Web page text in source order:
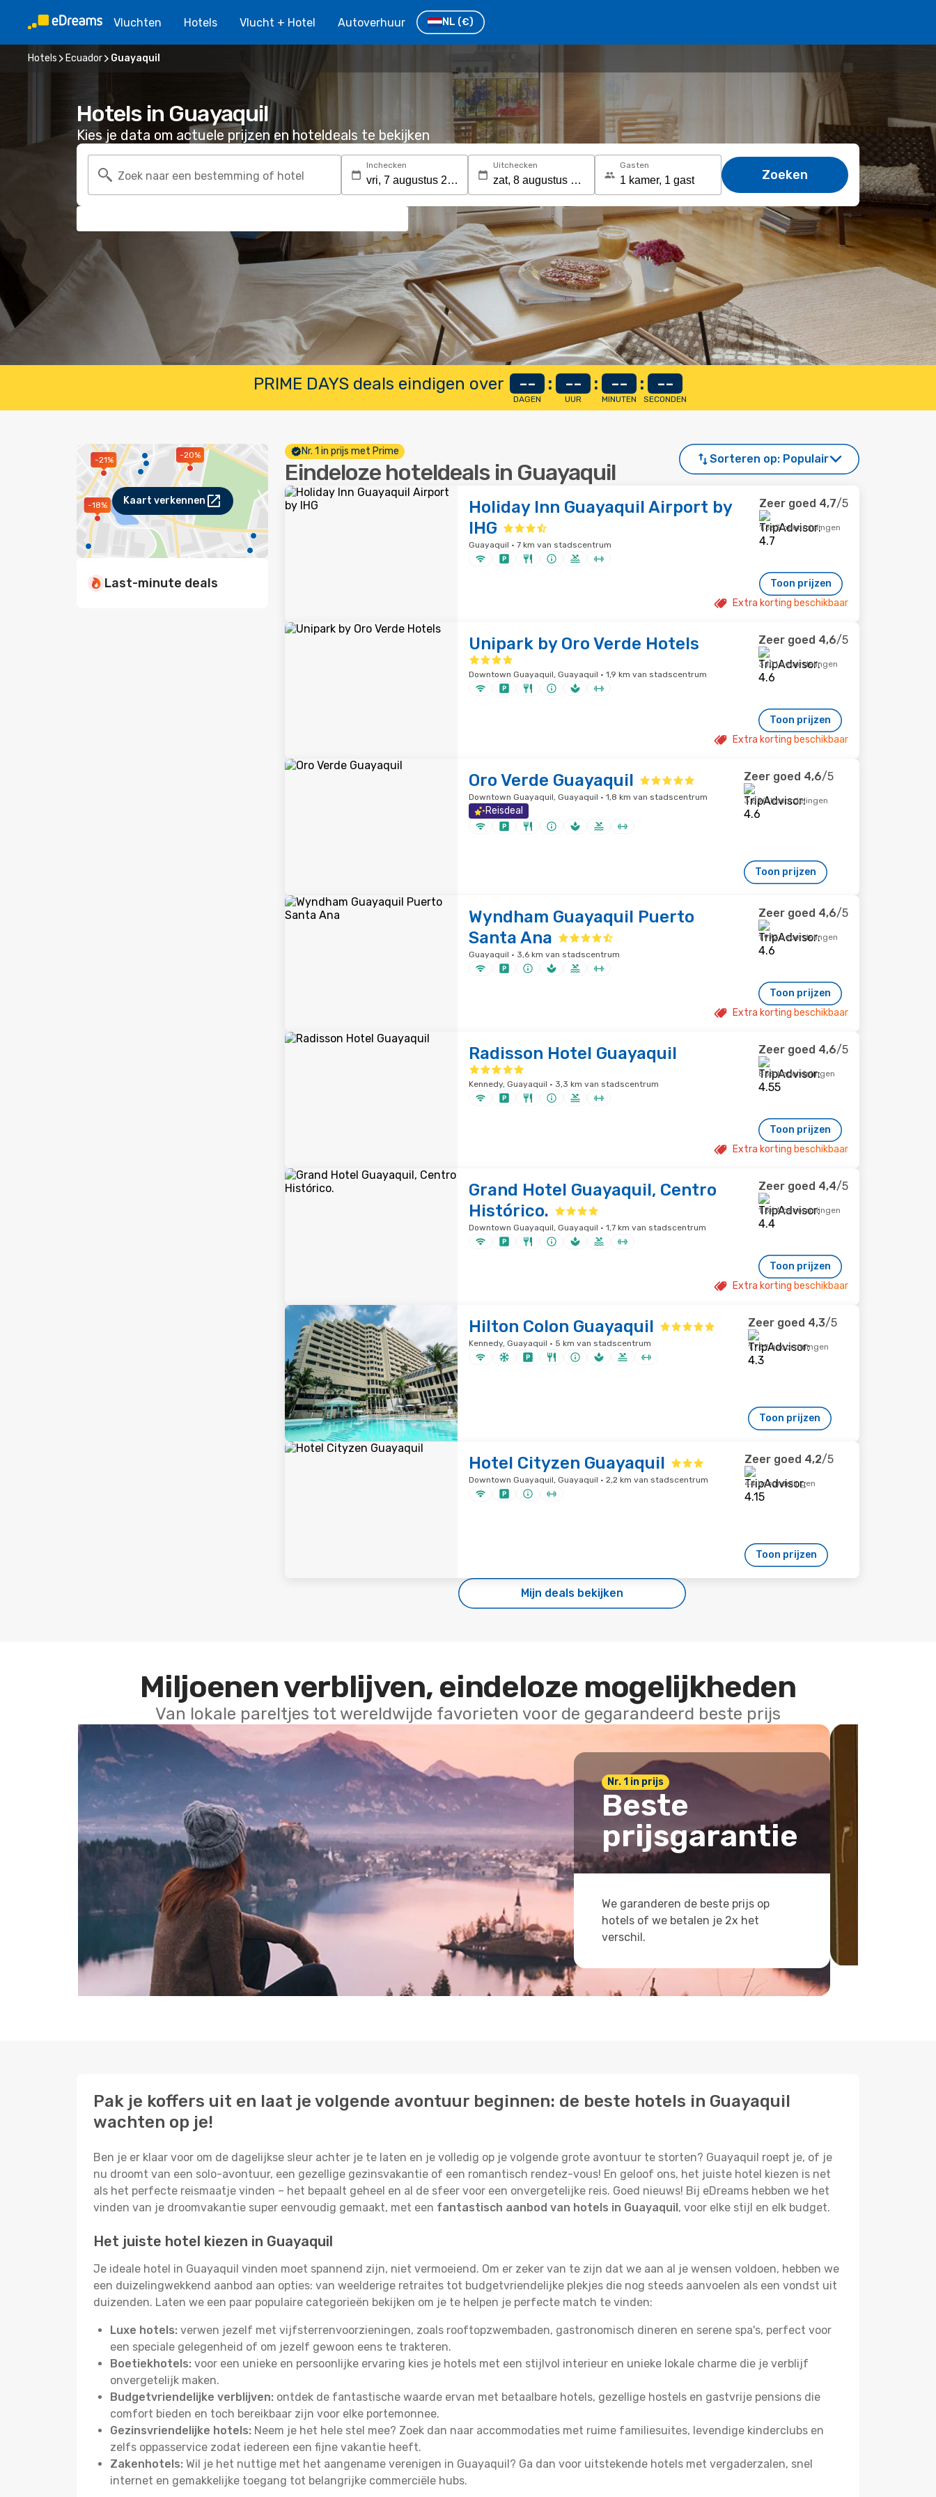
Vluchten Hotels Vlucht + Hotel Autoverhuur NL (€)
Hotels Ecuador Guayaquil
Hotels in Guayaquil
Kies je data om actuele prijzen en hoteldeals te bekijken
Zoek naar een bestemming of hotel
Inchecken Uitchecken Gasten
Zoeken
PRIME DAYS deals eindigen over --
DAGEN
: --
UUR
: --
MINUTEN
: --
SECONDEN
-21%
-20%
-18% Kaart verkennen
Last-minute deals
Nr. 1 in prijs met Prime
Eindeloze hoteldeals in Guayaquil
Sorteren op: Populair
Holiday Inn Guayaquil Airport by
IHG
Guayaquil · 7 km van stadscentrum
Zeer goed 4,7/5
1.363 beoordelingen
Toon prijzen
Extra korting beschikbaar
Unipark by Oro Verde Hotels
Downtown Guayaquil, Guayaquil · 1,9 km van stadscentrum
Zeer goed 4,6/5
3.101 beoordelingen
Toon prijzen
Extra korting beschikbaar
Oro Verde Guayaquil
Downtown Guayaquil, Guayaquil · 1,8 km van stadscentrum
Reisdeal
Zeer goed 4,6/5
3.890 beoordelingen
Toon prijzen
Wyndham Guayaquil Puerto
Santa Ana
Guayaquil · 3,6 km van stadscentrum
Zeer goed 4,6/5
1.972 beoordelingen
Toon prijzen
Extra korting beschikbaar
Radisson Hotel Guayaquil
Kennedy, Guayaquil · 3,3 km van stadscentrum
Zeer goed 4,6/5
858 beoordelingen
Toon prijzen
Extra korting beschikbaar
Grand Hotel Guayaquil, Centro
Histórico.
Downtown Guayaquil, Guayaquil · 1,7 km van stadscentrum
Zeer goed 4,4/5
1.344 beoordelingen
Toon prijzen
Extra korting beschikbaar
Hilton Colon Guayaquil
Kennedy, Guayaquil · 5 km van stadscentrum
Zeer goed 4,3/5
1.739 beoordelingen
Toon prijzen
Hotel Cityzen Guayaquil
Downtown Guayaquil, Guayaquil · 2,2 km van stadscentrum
Zeer goed 4,2/5
44 beoordelingen
Toon prijzen
Mijn deals bekijken
Miljoenen verblijven, eindeloze mogelijkheden
Van lokale pareltjes tot wereldwijde favorieten voor de gegarandeerd beste prijs
Nr. 1 in prijs
Beste
prijsgarantie
We garanderen de beste prijs op
hotels of we betalen je 2x het
verschil.
Pak je koffers uit en laat je volgende avontuur beginnen: de beste hotels in Guayaquil
wachten op je!
Ben je er klaar voor om de dagelijkse sleur achter je te laten en je volledig op je volgende grote avontuur te storten? Guayaquil roept je, of je
nu droomt van een solo-avontuur, een gezellige gezinsvakantie of een romantisch rendez-vous! En geloof ons, het juiste hotel kiezen is net
als het perfecte reismaatje vinden – het bepaalt geheel en al de sfeer voor een onvergetelijke reis. Goed nieuws! Bij eDreams hebben we het
vinden van je droomvakantie super eenvoudig gemaakt, met een fantastisch aanbod van hotels in Guayaquil, voor elke stijl en elk budget.
Het juiste hotel kiezen in Guayaquil
Je ideale hotel in Guayaquil vinden moet spannend zijn, niet vermoeiend. Om er zeker van te zijn dat we aan al je wensen voldoen, hebben we
een duizelingwekkend aanbod aan opties: van weelderige retraites tot budgetvriendelijke plekjes die nog steeds aanvoelen als een vondst uit
duizenden. Laten we een paar populaire categorieën bekijken om je te helpen je perfecte match te vinden:
Luxe hotels: verwen jezelf met vijfsterrenvoorzieningen, zoals rooftopzwembaden, gastronomisch dineren en serene spa's, perfect voor
een speciale gelegenheid of om jezelf gewoon eens te trakteren.
Boetiekhotels: voor een unieke en persoonlijke ervaring kies je hotels met een stijlvol interieur en unieke lokale charme die je verblijf
onvergetelijk maken.
Budgetvriendelijke verblijven: ontdek de fantastische waarde ervan met betaalbare hotels, gezellige hostels en gastvrije pensions die
comfort bieden en toch bereikbaar zijn voor elke portemonnee.
Gezinsvriendelijke hotels: Neem je het hele stel mee? Zoek dan naar accommodaties met ruime familiesuites, levendige kinderclubs en
zelfs oppasservice zodat iedereen een fijne vakantie heeft.
Zakenhotels: Wil je het nuttige met het aangename verenigen in Guayaquil? Ga dan voor uitstekende hotels met vergaderzalen, snel
internet en gemakkelijke toegang tot belangrijke commerciële hubs.